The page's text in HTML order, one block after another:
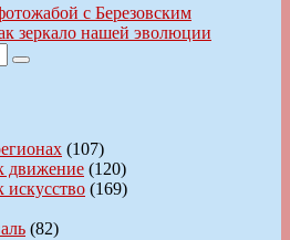
с Березовским
зеркало нашей эволюции
Поиск
(107)
движение (120)
искусство (169)
(82)